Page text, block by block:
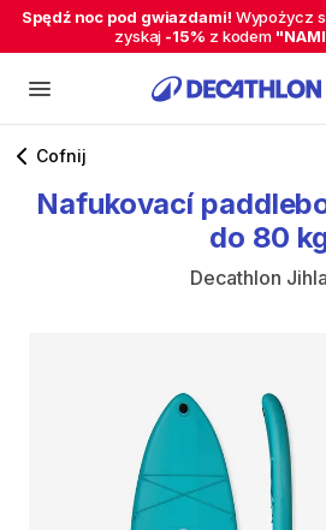
Spędź noc pod gwiazdami! Wypożycz
zyskaj -15% z kodem
Cofnij
Nafukovací
do 80
Decathlon